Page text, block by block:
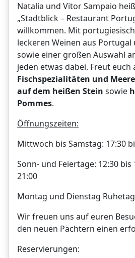
Natalia und Vitor Sampaio
„Stadtblick – Restaurant
willkommen. Mit
leckeren Weinen aus Portugal
sowie einer großen Auswahl
jeden etwas dabei. Freut euch
Fischspezialitäten und
auf dem heißen Stein sowie
Pommes.
Öffnungszeiten:
Mittwoch bis Samstag: 17:30
Sonn- und Feiertage: 12:30 bis
21:00
Montag und Dienstag Ruhetag
Wir freuen uns auf euren
den neuen Pächtern einen
Reservierungen: